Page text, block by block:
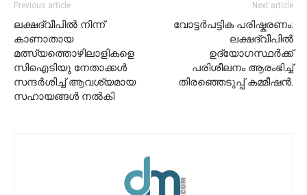
Previous article
ലക്ഷദ്വീപിൽ നിന്ന്
കാണാതായ
മത്സ്യത്തൊഴിലാളികളെ
സിഐടിയു നേതാക്കൾ
സന്ദർശിച്ച് ആവശ്യമായ
സഹായങ്ങൾ നൽകി
Next article
വോട്ടർപട്ടിക പരിഷ്കരണം:
ലക്ഷദ്വീപിൽ
ഉദ്യോഗസ്ഥർക്ക്
പരിശീലനം ആരംഭിച്ച്
തിരഞ്ഞെടുപ്പ് കമ്മീഷൻ.